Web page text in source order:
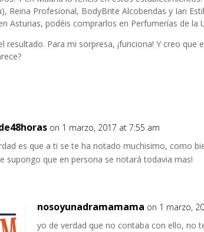
Reina Profesional, BodyBrite Alcobendas y Ian
Asturias, podéis comprarlos en Perfumerías de la
resultado. Para mi sorpresa, ¡funciona! Y creo
on 1 marzo, 2017 at 7:55 am
es que a ti se te ha notado muchisimo, como
supongo que en persona se notará todavia mas!
nosoyunadramamama on 1 marzo,
yo de verdad que no contaba con ello, no